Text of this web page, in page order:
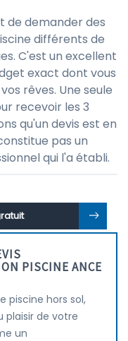
de demander des
différents de
C'est un excellent
exact dont vous
rêves. Une seule
recevoir les 3
qu'un devis est en
pas un
qui l'a établi.
PISCINE ANCE
piscine hors sol,
plaisir de votre
un